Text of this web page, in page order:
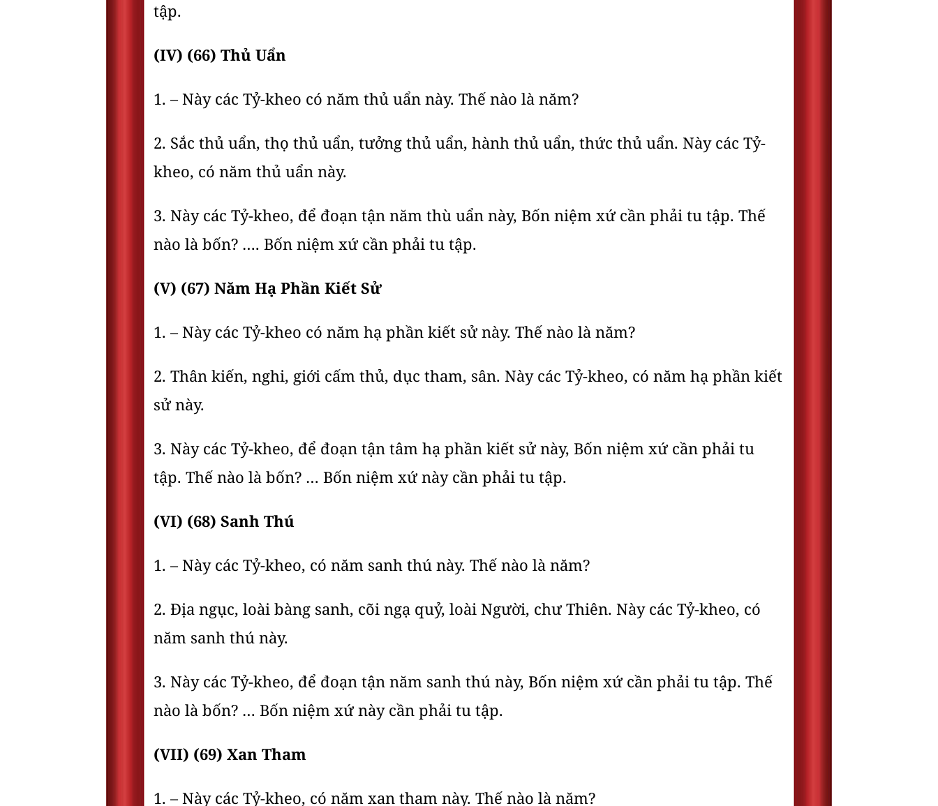
tập.
(IV) (66) Thủ Uẩn
1. – Này các Tỷ-kheo có năm thủ uẩn này. Thế nào là năm?
2. Sắc thủ uẩn, thọ thủ uẩn, tưởng thủ uẩn, hành thủ uẩn, thức thủ uẩn. Này các Tỷ-
kheo, có năm thủ uẩn này.
3. Này các Tỷ-kheo, để đoạn tận năm thù uẩn này, Bốn niệm xứ cần phải tu tập. Thế
nào là bốn? …. Bốn niệm xứ cần phải tu tập.
(V) (67) Năm Hạ Phần Kiết Sử
1. – Này các Tỷ-kheo có năm hạ phần kiết sử này. Thế nào là năm?
2. Thân kiến, nghi, giới cấm thủ, dục tham, sân. Này các Tỷ-kheo, có năm hạ phần kiết
sử này.
3. Này các Tỷ-kheo, để đoạn tận tâm hạ phần kiết sử này, Bốn niệm xứ cần phải tu
tập. Thế nào là bốn? … Bốn niệm xứ này cần phải tu tập.
(VI) (68) Sanh Thú
1. – Này các Tỷ-kheo, có năm sanh thú này. Thế nào là năm?
2. Ðịa ngục, loài bàng sanh, cõi ngạ quỷ, loài Người, chư Thiên. Này các Tỷ-kheo, có
năm sanh thú này.
3. Này các Tỷ-kheo, để đoạn tận năm sanh thú này, Bốn niệm xứ cần phải tu tập. Thế
nào là bốn? … Bốn niệm xứ này cần phải tu tập.
(VII) (69) Xan Tham
1. – Này các Tỷ-kheo, có năm xan tham này. Thế nào là năm?